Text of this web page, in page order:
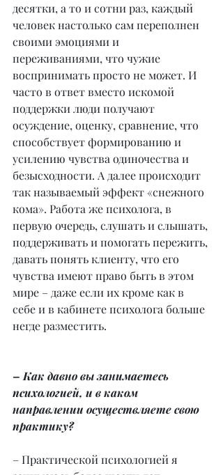
десятки, а то и сотни раз, каждый
человек настолько сам переполнен
своими эмоциями и
переживаниями, что чужие
воспринимать просто не может. И
часто в ответ вместо искомой
поддержки люди получают
осуждение, оценку, сравнение, что
способствует формированию и
усилению чувства одиночества и
безысходности. А далее происходит
так называемый эффект «снежного
кома». Работа же психолога, в
первую очередь, слушать и слышать,
поддерживать и помогать пережить,
давать понять клиенту, что его
чувства имеют право быть в этом
мире – даже если их кроме как в
себе и в кабинете психолога больше
негде разместить.
– Как давно вы занимаетесь
психологией, и в каком
направлении осуществляете свою
практику?
– Практической психологией я